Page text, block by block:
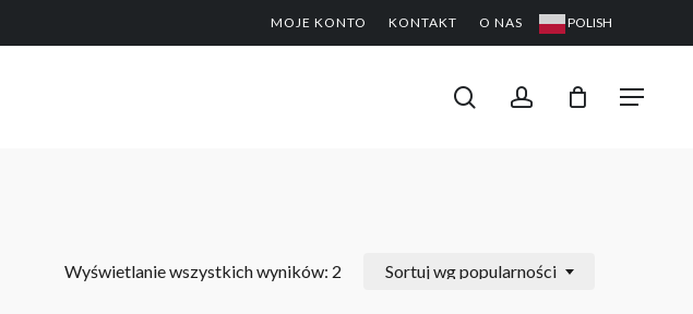
MOJE KONTO KONTAKT O NAS POLISH
Menu
searchaccount
Koszyk CLOSE
Wyświetlanie wszystkich wyników: 2 Sortuj wg popularności